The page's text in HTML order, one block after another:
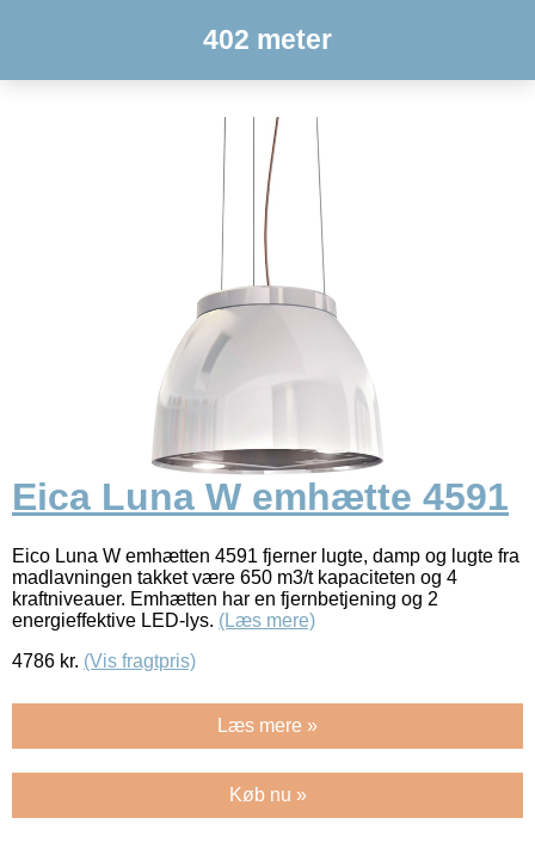
402 meter
Eica Luna W emhætte 4591
Eico Luna W emhætten 4591 fjerner lugte, damp og lugte fra
madlavningen takket være 650 m3/t kapaciteten og 4
kraftniveauer. Emhætten har en fjernbetjening og 2
energieffektive LED-lys. (Læs mere)
4786 kr. (Vis fragtpris)
Læs mere »
Køb nu »